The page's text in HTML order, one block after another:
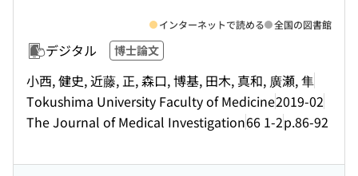
デジタル 博士論文
小西, 健史, 近藤, 正, 森口, 博基, 田木, 真和, 廣瀬, 隼
Tokushima University Faculty of Medicine2019-02
The Journal of Medical Investigation66 1-2p.86-92
インターネットで読める 全国の図書館